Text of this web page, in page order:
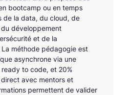
bootcamp ou en temps
de la data, du cloud, de
du développement
et de la
méthode pédagogie est
asynchrone via une
to code, et 20%
avec mentors et
permettent de valider